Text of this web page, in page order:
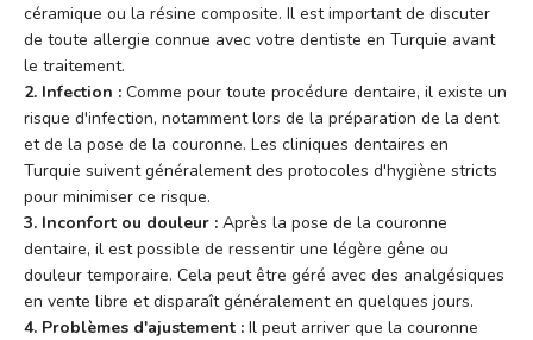
céramique ou la résine composite. Il est important de discuter
de toute allergie connue avec votre dentiste en Turquie avant
le traitement.
2. Infection : Comme pour toute procédure dentaire, il existe un
risque d'infection, notamment lors de la préparation de la dent
et de la pose de la couronne. Les cliniques dentaires en
Turquie suivent généralement des protocoles d'hygiène stricts
pour minimiser ce risque.
3. Inconfort ou douleur : Après la pose de la couronne
dentaire, il est possible de ressentir une légère gêne ou
douleur temporaire. Cela peut être géré avec des analgésiques
en vente libre et disparaît généralement en quelques jours.
4. Problèmes d'ajustement : Il peut arriver que la couronne